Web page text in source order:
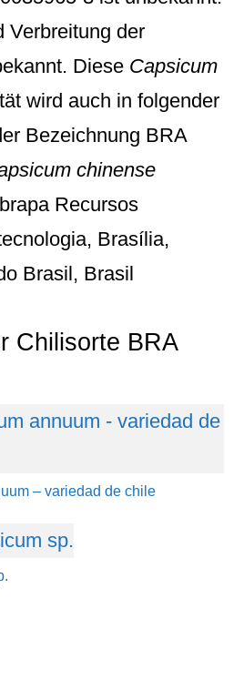
Verbreitung der
Diese Capsicum
wird auch in folgender
Bezeichnung BRA
chinense
Recursos
Brasília,
Brasil, Brasil
Chilisorte BRA
– variedad de chile